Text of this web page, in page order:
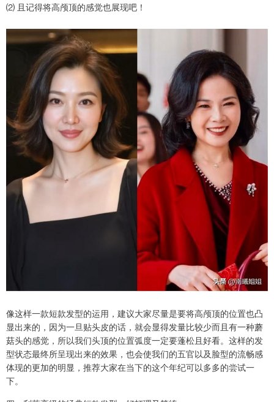
⑵ 且记得将高颅顶的感觉也展现吧！
像这样一款短款发型的运用，建议大家尽量是要将高颅顶的位置也凸
显出来的，因为一旦贴头皮的话，就会显得发量比较少而且有一种蘑
菇头的感觉，所以我们头顶的位置弧度一定要蓬松且好看。这样的发
型状态最终所呈现出来的效果，也会使我们的五官以及脸型的流畅感
体现的更加的明显，推荐大家在当下的这个年纪可以多多的尝试一
下。